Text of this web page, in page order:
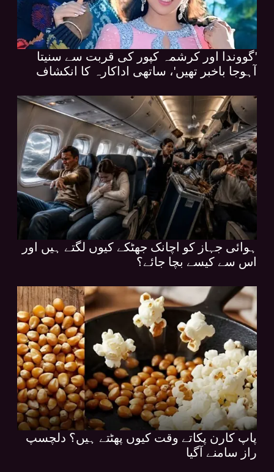
'گووندا اور کرشمہ کپور کی قربت سے سنیتا
آہوجا باخبر تھیں'، ساتھی اداکارہ کا انکشاف
ہوائی جہاز کو اچانک جھٹکے کیوں لگتے ہیں اور
اس سے کیسے بچا جائے؟
پاپ کارن پکاتے وقت کیوں پھٹتے ہیں؟ دلچسپ
راز سامنے آگیا